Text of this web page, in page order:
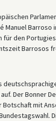
Barroso
für den
Barrosos
Der Bonner
Botschaft mit